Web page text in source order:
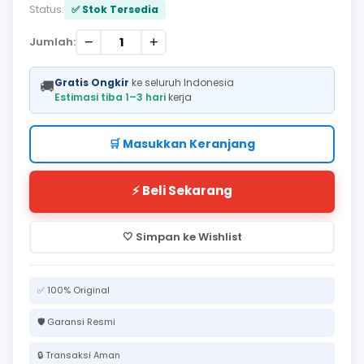
Status: ✅ Stok Tersedia
Jumlah: − +
🚚Gratis Ongkir ke seluruh Indonesia
Estimasi tiba 1–3 harikerja
🛒 Masukkan Keranjang
⚡ Beli Sekarang
🤍 Simpan ke Wishlist
✅ 100% Original
🛡️ Garansi Resmi
🔒 Transaksi Aman